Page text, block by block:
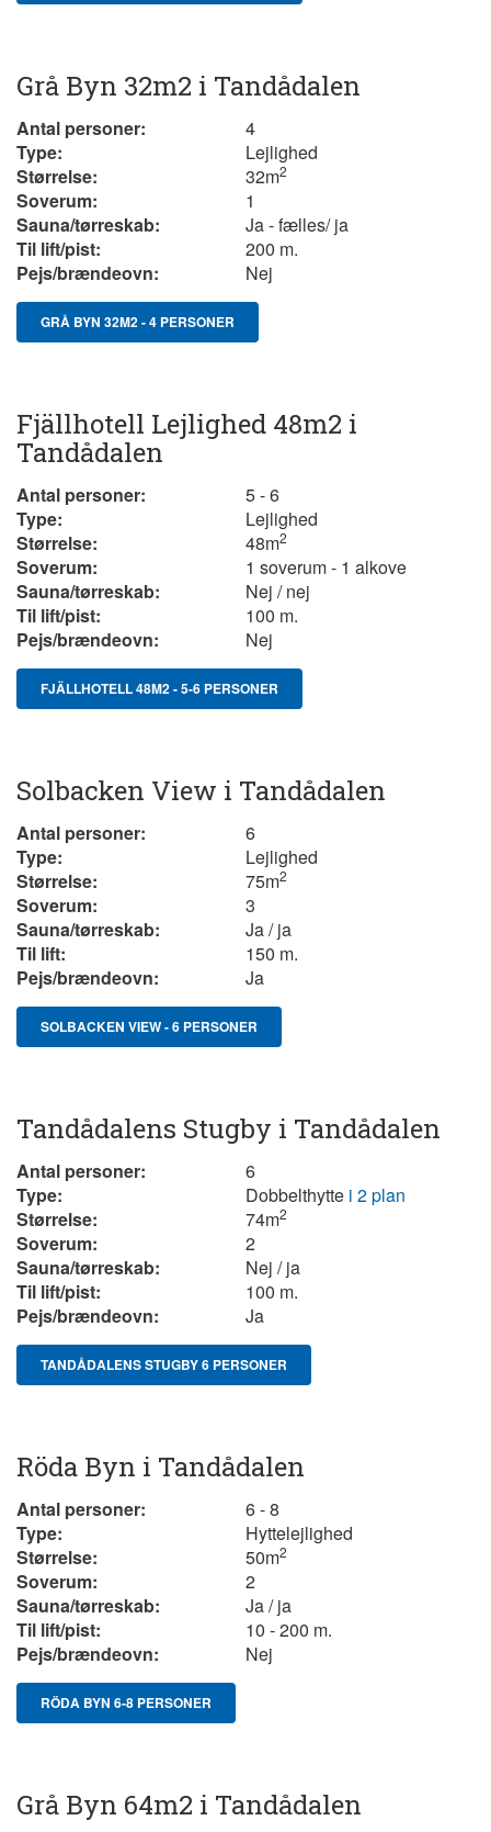
Grå Byn 32m2 i Tandådalen
Antal personer:
4
Type:
Lejlighed
Størrelse:
32m2
Soverum:
1
Sauna/tørreskab:
Ja - fælles/ ja
Til lift/pist:
200 m.
Pejs/brændeovn:
Nej
GRÅ BYN 32M2 - 4 PERSONER
Fjällhotell Lejlighed 48m2 i
Tandådalen
Antal personer:
5 - 6
Type:
Lejlighed
Størrelse:
48m2
Soverum:
1 soverum - 1 alkove
Sauna/tørreskab:
Nej / nej
Til lift/pist:
100 m.
Pejs/brændeovn:
Nej
FJÄLLHOTELL 48M2 - 5-6 PERSONER
Solbacken View i Tandådalen
Antal personer:
6
Type:
Lejlighed
Størrelse:
75m2
Soverum:
3
Sauna/tørreskab:
Ja / ja
Til lift:
150 m.
Pejs/brændeovn:
Ja
SOLBACKEN VIEW - 6 PERSONER
Tandådalens Stugby i Tandådalen
Antal personer:
6
Type:
Dobbelthytte i 2 plan
Størrelse:
74m2
Soverum:
2
Sauna/tørreskab:
Nej / ja
Til lift/pist:
100 m.
Pejs/brændeovn:
Ja
TANDÅDALENS STUGBY 6 PERSONER
Röda Byn i Tandådalen
Antal personer:
6 - 8
Type:
Hyttelejlighed
Størrelse:
50m2
Soverum:
2
Sauna/tørreskab:
Ja / ja
Til lift/pist:
10 - 200 m.
Pejs/brændeovn:
Nej
RÖDA BYN 6-8 PERSONER
Grå Byn 64m2 i Tandådalen